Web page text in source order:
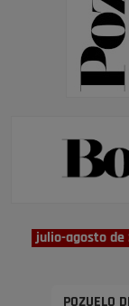
julio-agosto de
POZUELO